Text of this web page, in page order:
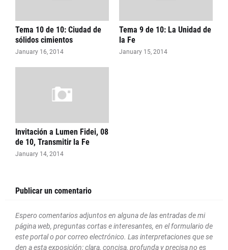
Tema 10 de 10: Ciudad de
sólidos cimientos
January 16, 2014
Tema 9 de 10: La Unidad de
la Fe
January 15, 2014
Invitación a Lumen Fidei, 08
de 10, Transmitir la Fe
January 14, 2014
Publicar un comentario
Espero comentarios adjuntos en alguna de las entradas de mi
página web, preguntas cortas e interesantes, en el formulario de
este portal o por correo electrónico. Las interpretaciones que se
den a esta exposición: clara, concisa, profunda y precisa no es